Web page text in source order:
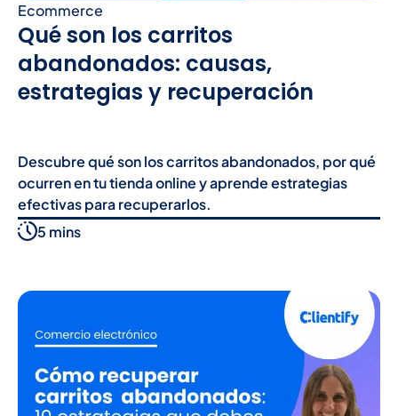
Ecommerce
Qué son los carritos
abandonados: causas,
estrategias y recuperación
Descubre qué son los carritos abandonados, por qué
ocurren en tu tienda online y aprende estrategias
efectivas para recuperarlos.
5 mins